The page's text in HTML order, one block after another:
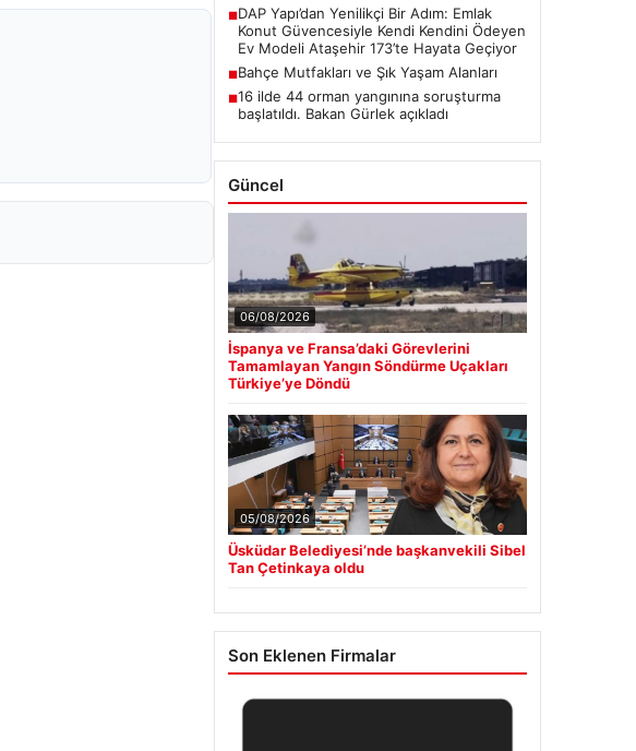
■DAP Yapı’dan Yenilikçi Bir Adım: Emlak
Konut Güvencesiyle Kendi Kendini Ödeyen
Ev Modeli Ataşehir 173’te Hayata Geçiyor
■Bahçe Mutfakları ve Şık Yaşam Alanları
■16 ilde 44 orman yangınına soruşturma
başlatıldı. Bakan Gürlek açıkladı
Güncel
06/08/2026
İspanya ve Fransa’daki Görevlerini
Tamamlayan Yangın Söndürme Uçakları
Türkiye’ye Döndü
05/08/2026
Üsküdar Belediyesi’nde başkanvekili Sibel
Tan Çetinkaya oldu
Son Eklenen Firmalar